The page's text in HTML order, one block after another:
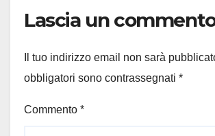
Lascia un
Il tuo indirizzo email non sarà
obbligatori sono contrassegnati *
Commento *